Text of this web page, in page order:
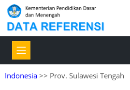
Indonesia >> Prov. Sulawesi Tengah